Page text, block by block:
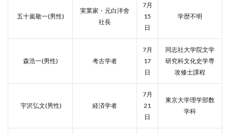
五十嵐敬一(男性)
実業家・元白洋舍
社長
7月
15
日
学歴不明
森浩一(男性) 考古学者
7月
17
日
同志社大学院文学
研究科文化史学専
攻修士課程
宇沢弘文(男性) 経済学者
7月
21
日
東京大学理学部数
学科